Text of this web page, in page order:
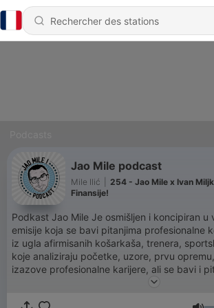
Jao Mile podcast
Mile Ilić
254 - Jao Mile x Ivan
Finansije!
Podkast Jao Mile Je osmišljen i koncipiran u
emisije koja se bavi pitanjima profesionalne
iz ugla afirmisanih košarkaša, trenera,
koje analiziraju početke, uzore, prvu
izazove profesionalne karijere, ali se bavi i
za život posle karijere sa kojima se